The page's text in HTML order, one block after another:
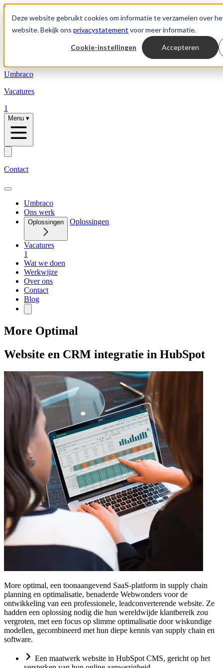
Deze website gebruikt cookies om informatie te verzamelen over
website. Bekijk ons privacystatement voor meer informatie.
Cookie-instellingen Accepteren
Skip to content
Umbraco
Vacatures
1
Menu ▾
Contact
Umbraco
Ons werk
Oplossingen Oplossingen
Vacatures
1
Wat we doen
Werkwijze
Over ons
Contact
Blog
More Optimal
Website en CRM integratie in HubSpot
More optimal, een toonaangevend SaaS-platform in supply chain
planning en optimalisatie, benaderde Webwonders voor de
ontwikkeling van een professionele, leadconverterende website. Ze
hadden een oplossing nodig die hun wereldwijde klantbereik zou
vergroten, met een focus op slimme optimalisatie door wiskundige
modellen, gecombineerd met hun diepe kennis van supply chain en
software.
Een maatwerk website in HubSpot CMS, gericht op het